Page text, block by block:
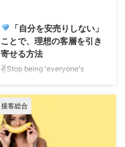
「自分を安売りしない」
ことで、理想の客層を引き
寄せる方法
✌Stop being 'everyone's
'someone's premium.' ライブチ
ャットで一生懸命に配信している
のに、なぜか手応え（収益）がつ
いてこない……。 そんな時は、も
しかすると「誰を相手にするか」
接客総合